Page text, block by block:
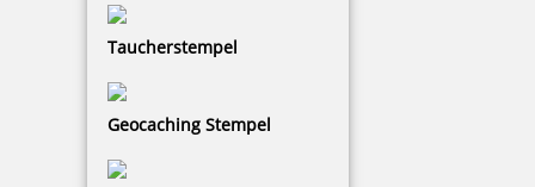
Taucherstempel
Geocaching Stempel